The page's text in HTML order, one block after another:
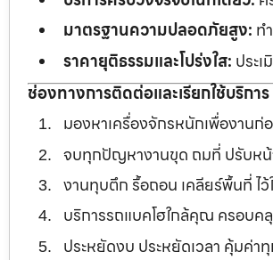
มาตรฐานความปลอดภัยสูง: ท
ราคายุติธรรมและโปร่งใส: ประ
ช่องทางการติดต่อและเรียกใช้บริการ
มองหาเครื่องจักรหนักเพื่องานก่
จบทุกปัญหางานขุด ถมที่ ปรับห
งานทุบตึก รื้อถอน เคลียร์พื้นที่ ไว้
บริการรถแบคโฮใกล้คุณ ครอบ
ประหยัดงบ ประหยัดเวลา คุ้มค่า